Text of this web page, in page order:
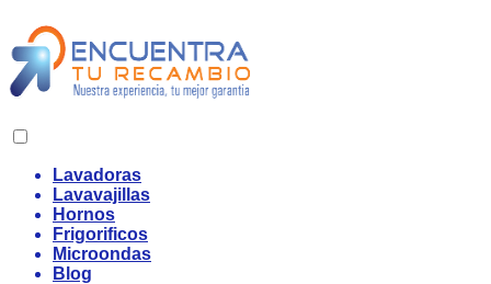
Lavadoras
Lavavajillas
Hornos
Frigorificos
Microondas
Blog
Inicio ›Lavadora›